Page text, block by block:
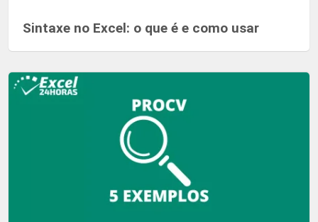
Sintaxe no Excel: o que é e como usar